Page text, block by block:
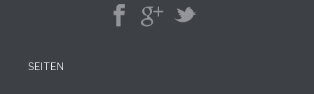
SEITEN